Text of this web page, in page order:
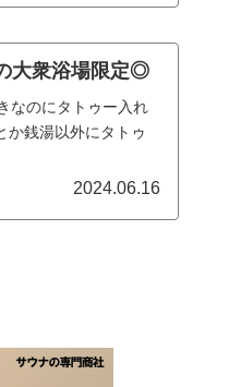
大衆浴場限定◎
なのにタトゥー入れ
か銭湯以外にタトゥ
2024.06.16